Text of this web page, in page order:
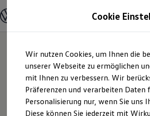
Hauptinhalt
springen
Footer
springen
Modelle und Konfigurator
Modelle vergleichen
Elektroautos
ENERGY Sondermodelle
Nutzfahrzeuge
SUV und CUV
Familienautos
Kombis
Kompaktwagen
Cookie
Wir nutzen Cookies, um Ihnen die
unserer Webseite zu ermöglichen
mit Ihnen zu verbessern. Wir
Präferenzen und verarbeiten
Personalisierung nur, wenn Sie uns
Diese können Sie jederzeit mit